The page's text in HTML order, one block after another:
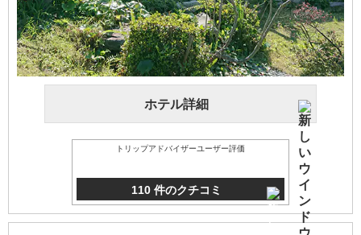
ホテル詳細
トリップアドバイザーユーザー評価
110 件のクチコミ